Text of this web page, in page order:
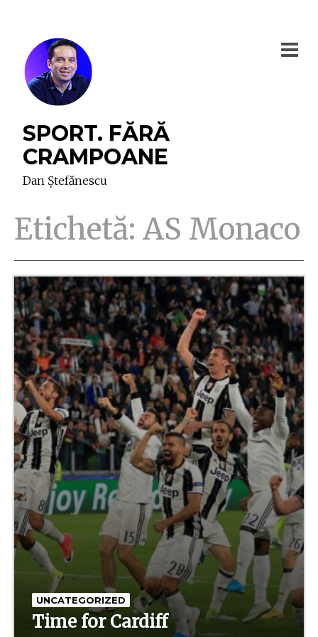
SPORT. FĂRĂ
CRAMPOANE
Dan Ștefănescu
Etichetă: AS Monaco
UNCATEGORIZED
Time for Cardiff